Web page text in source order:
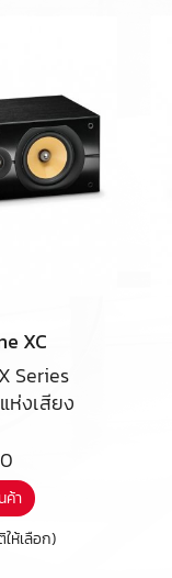
XC
Series
ห่งเสียง
ที่โด่ง
บง่าย นี่คือ
คุ้มค่า เพื่อ
ที่ดีเยี่ยม
ค้า
ห้เลือก)